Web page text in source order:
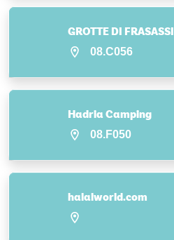
GROTTE DI FRASASSI
08.C056
Hadria Camping
08.F050
halalworld.com